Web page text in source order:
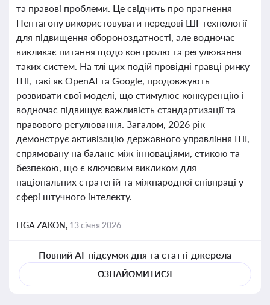
та правові проблеми. Це свідчить про прагнення
Пентагону використовувати передові ШІ-технології
для підвищення обороноздатності, але водночас
викликає питання щодо контролю та регулювання
таких систем. На тлі цих подій провідні гравці ринку
ШІ, такі як OpenAI та Google, продовжують
розвивати свої моделі, що стимулює конкуренцію і
водночас підвищує важливість стандартизації та
правового регулювання. Загалом, 2026 рік
демонструє активізацію державного управління ШІ,
спрямовану на баланс між інноваціями, етикою та
безпекою, що є ключовим викликом для
національних стратегій та міжнародної співпраці у
сфері штучного інтелекту.
LIGA ZAKON, 13 січня 2026
Повний AI-підсумок дня та статті-джерела
ОЗНАЙОМИТИСЯ